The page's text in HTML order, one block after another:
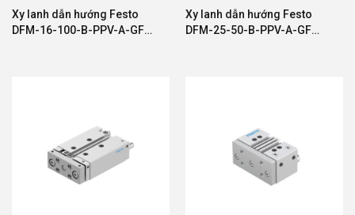
Xy lanh dẫn hướng Festo
DFM-16-100-B-PPV-A-GF
Xy lanh dẫn hướng Festo
DFM-25-50-B-PPV-A-GF